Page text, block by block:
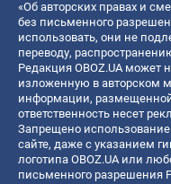
«Об авторских правах и
без письменного
использовать, они не
переводу,
Редакция OBOZ.UA может
изложенную в авторском
информации,
ответственность несет
Запрещено
сайте, даже с указанием
логотипа OBOZ.UA или
письменного разрешения